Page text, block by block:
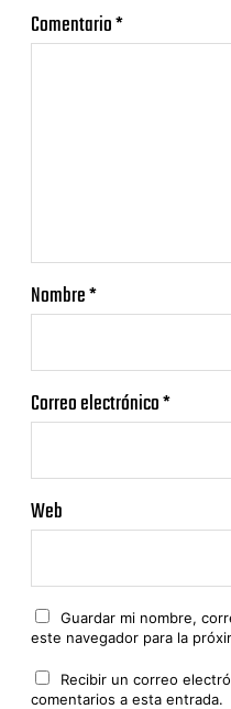
Comentario*
Nombre*
Correo electrónico*
Web
Guardar mi nombre,
este navegador para la
Recibir un correo
comentarios a esta entrada.